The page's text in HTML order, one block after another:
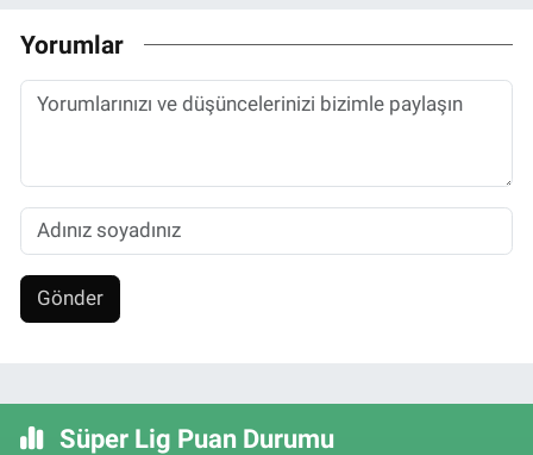
Yorumlar
Gönder
Süper Lig Puan Durumu